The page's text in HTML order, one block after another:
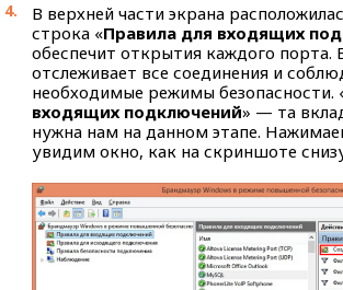
В верхней части экрана
строка «Правила для входящих
обеспечит открытия каждого порта.
отслеживает все соединения и
необходимые режимы безопасности.
входящих подключений» — та
нужна нам на данном этапе.
увидим окно, как на скриншоте